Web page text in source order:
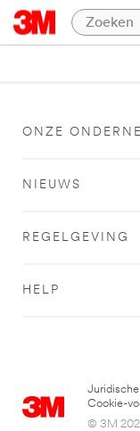
ONZE
NIEUWS
REGELGEVING
HELP
Cookie-
© 3M